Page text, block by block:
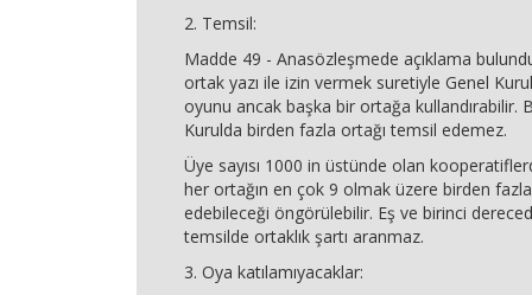
2. Temsil:
Madde 49 - Anasözleşmede açıklama
ortak yazı ile izin vermek suretiyle Genel
oyunu ancak başka bir ortağa kullandırabilir.
Kurulda birden fazla ortağı temsil edemez.
Üye sayısı 1000 in üstünde olan
her ortağın en çok 9 olmak üzere birden
edebileceği öngörülebilir. Eş ve birinci
temsilde ortaklık şartı aranmaz.
3. Oya katılamıyacaklar: